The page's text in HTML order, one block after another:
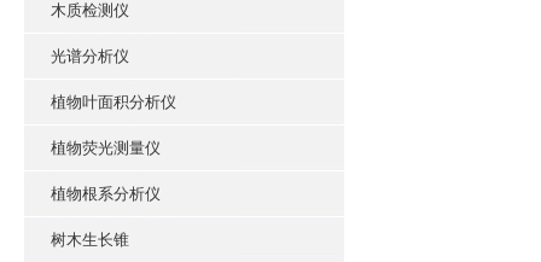
木质检测仪
光谱分析仪
植物叶面积分析仪
植物荧光测量仪
植物根系分析仪
树木生长锥